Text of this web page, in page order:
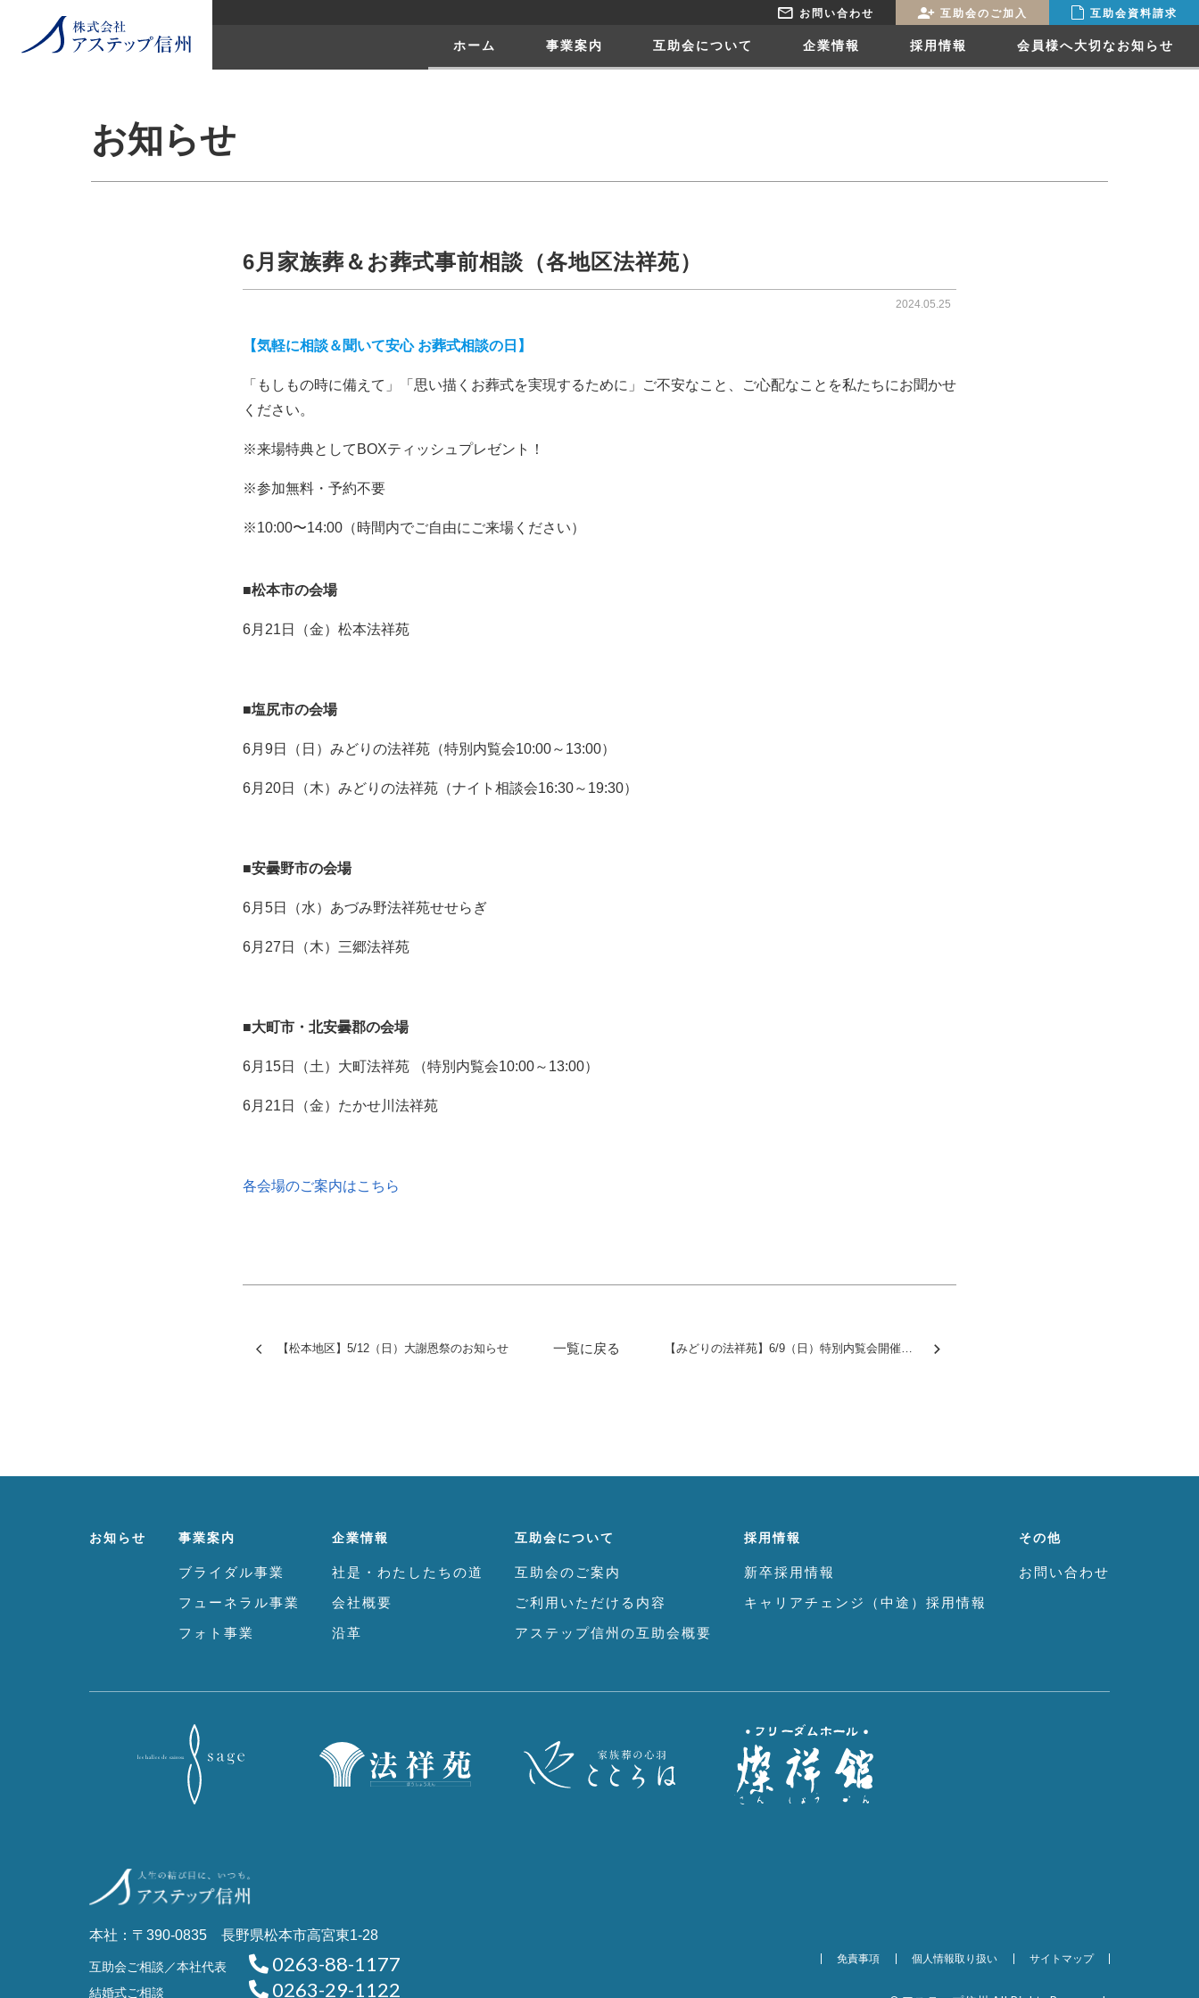
お問い合わせ 互助会のご加入 互助会資料請求
ホーム 事業案内 互助会について 企業情報 採用情報 会員様へ大切なお知らせ
お知らせ
2024.05.25
6月家族葬＆お葬式事前相談（各地区法祥苑）
【気軽に相談＆聞いて安心 お葬式相談の日】
「もしもの時に備えて」「思い描くお葬式を実現するために」ご不安なこと、ご心配なことを私たちにお聞かせ
ください。
※来場特典としてBOXティッシュプレゼント！
※参加無料・予約不要
※10:00〜14:00（時間内でご自由にご来場ください）
■松本市の会場
6月21日（金）松本法祥苑
■塩尻市の会場
6月9日（日）みどりの法祥苑（特別内覧会10:00～13:00）
6月20日（木）みどりの法祥苑（ナイト相談会16:30～19:30）
■安曇野市の会場
6月5日（水）あづみ野法祥苑せせらぎ
6月27日（木）三郷法祥苑
■大町市・北安曇郡の会場
6月15日（土）大町法祥苑 （特別内覧会10:00～13:00）
6月21日（金）たかせ川法祥苑
各会場のご案内はこちら
【松本地区】5/12（日）大謝恩祭のお知らせ 一覧に戻る 【みどりの法祥苑】6/9（日）特別内覧会開催します
お知らせ 事業案内
ブライダル事業
フューネラル事業
フォト事業
企業情報
社是・わたしたちの道
会社概要
沿革
互助会について
互助会のご案内
ご利用いただける内容
アステップ信州の互助会概要
採用情報
新卒採用情報
キャリアチェンジ（中途）採用情報
その他
お問い合わせ
本社：〒390-0835 長野県松本市高宮東1-28
互助会ご相談／本社代表 0263-88-1177
結婚式ご相談 0263-29-1122
免責事項 個人情報取り扱い サイトマップ